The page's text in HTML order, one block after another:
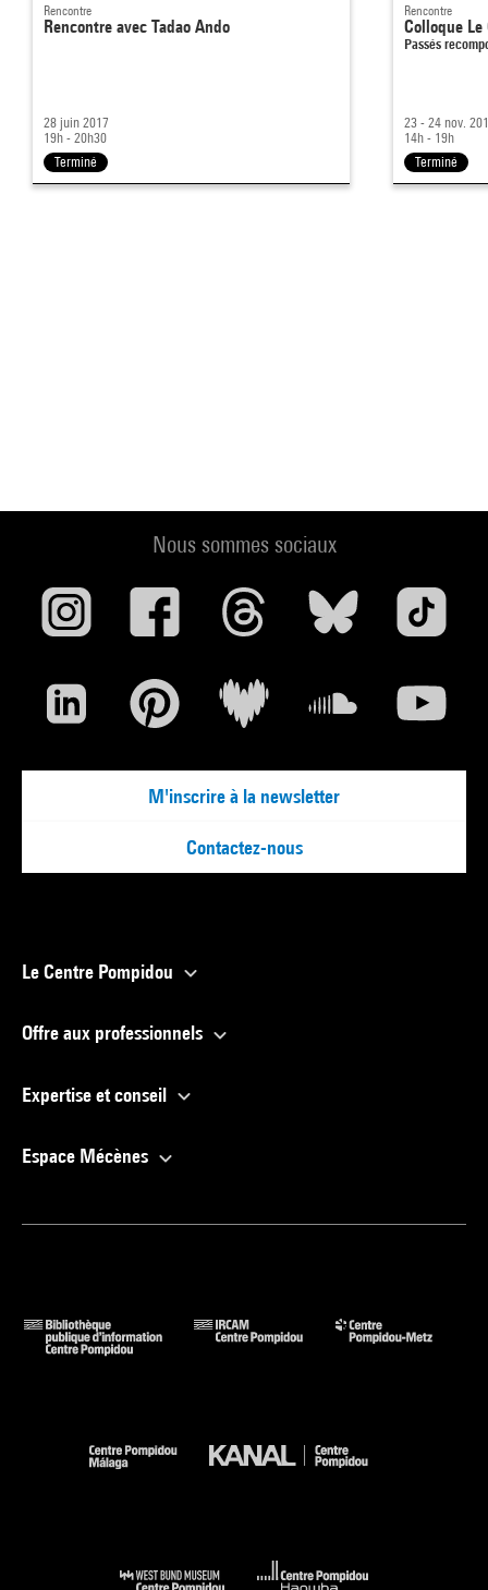
Rencontre
Rencontre avec Tadao Ando
28 juin 2017
19h - 20h30
Terminé
Rencontre
Colloque
Passés
23 - 24 nov.
14h - 19h
Terminé
Nous sommes sociaux
M'inscrire à la newsletter
Contactez-nous
Le Centre Pompidou
Offre aux professionnels
Expertise et conseil
Espace Mécènes